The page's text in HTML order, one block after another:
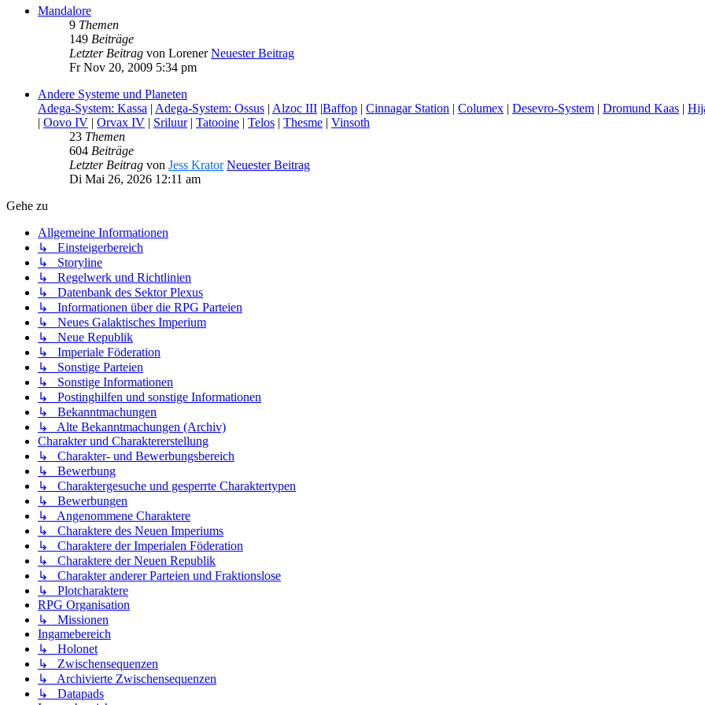
Mandalore
9 Themen
149 Beiträge
Letzter Beitrag von Lorener Neuester Beitrag
Fr Nov 20, 2009 5:34 pm
Andere Systeme und Planeten
Adega-System: Kassa | Adega-System: Ossus | Alzoc III |Baffop | Cinnagar Station | Columex | Desevro-System | Dromund Kaas |
| Oovo IV | Orvax IV | Sriluur| Tatooine | Telos | Thesme | Vinsoth
23 Themen
604 Beiträge
Letzter Beitrag von Jess Krator Neuester Beitrag
Di Mai 26, 2026 12:11 am
Gehe zu
Allgemeine Informationen
↳ Einsteigerbereich
↳ Storyline
↳ Regelwerk und Richtlinien
↳ Datenbank des Sektor Plexus
↳ Informationen über die RPG Parteien
↳ Neues Galaktisches Imperium
↳ Neue Republik
↳ Imperiale Föderation
↳ Sonstige Parteien
↳ Sonstige Informationen
↳ Postinghilfen und sonstige Informationen
↳ Bekanntmachungen
↳ Alte Bekanntmachungen (Archiv)
Charakter und Charaktererstellung
↳ Charakter- und Bewerbungsbereich
↳ Bewerbung
↳ Charaktergesuche und gesperrte Charaktertypen
↳ Bewerbungen
↳ Angenommene Charaktere
↳ Charaktere des Neuen Imperiums
↳ Charaktere der Imperialen Föderation
↳ Charaktere der Neuen Republik
↳ Charakter anderer Parteien und Fraktionslose
↳ Plotcharaktere
RPG Organisation
↳ Missionen
Ingamebereich
↳ Holonet
↳ Zwischensequenzen
↳ Archivierte Zwischensequenzen
↳ Datapads